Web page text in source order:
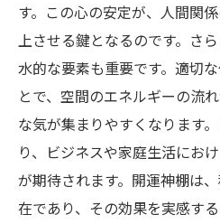
す。この心の安定が、人間関
上させる鍵となるのです。さ
水的な要素も重要です。適切
とで、空間のエネルギーの流
な気が集まりやすくなります
り、ビジネスや家庭生活にお
が期待されます。開運神棚は
在であり、その効果を実感す